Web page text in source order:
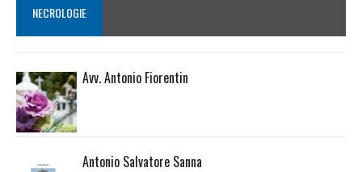
NECROLOGIE
Avv. Antonio Fiorentin
Antonio Salvatore Sanna